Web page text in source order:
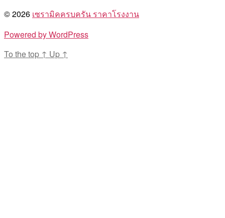
© 2026 เซรามิคครบครัน ราคาโรงงาน
Powered by WordPress
To the top ↑ Up ↑